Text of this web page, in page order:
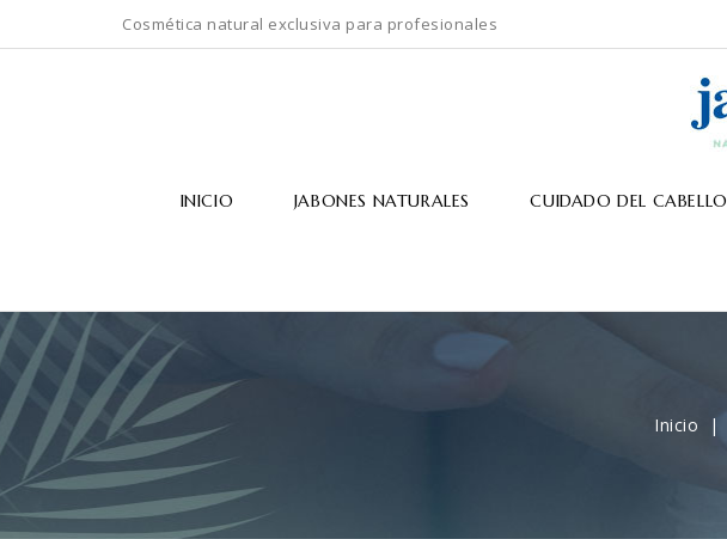
Cosmética natural exclusiva para profesionales
INICIO JABONES NATURALES CUIDADO DEL CABELLO
Inicio